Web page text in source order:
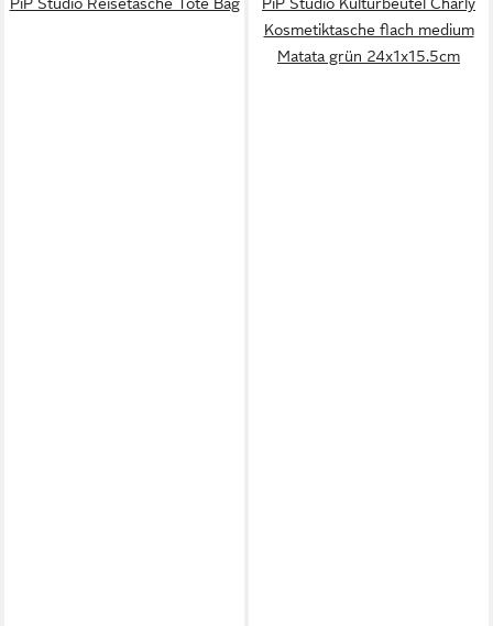
Kosmetiktasche flach medium
Matata grün 24x1x15.5cm